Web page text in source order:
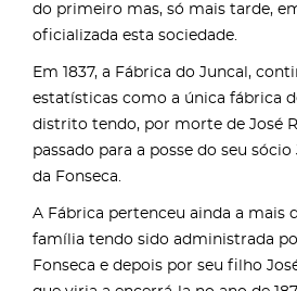
do primeiro mas, só mais tarde,
oficializada esta sociedade.
Em 1837, a Fábrica do Juncal,
estatísticas como a única fábrica
distrito tendo, por morte de José
passado para a posse do seu
da Fonseca.
A Fábrica pertenceu ainda a mais
família tendo sido administrada
Fonseca e depois por seu filho